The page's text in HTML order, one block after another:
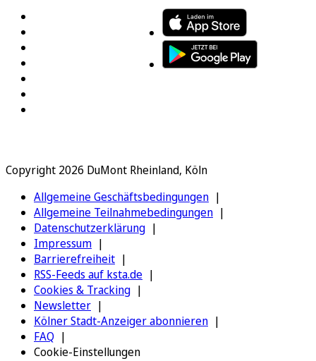
Copyright 2026 DuMont Rheinland, Köln
Allgemeine Geschäftsbedingungen
Allgemeine Teilnahmebedingungen
Datenschutzerklärung
Impressum
Barrierefreiheit
RSS-Feeds auf ksta.de
Cookies & Tracking
Newsletter
Kölner Stadt-Anzeiger abonnieren
FAQ
Cookie-Einstellungen